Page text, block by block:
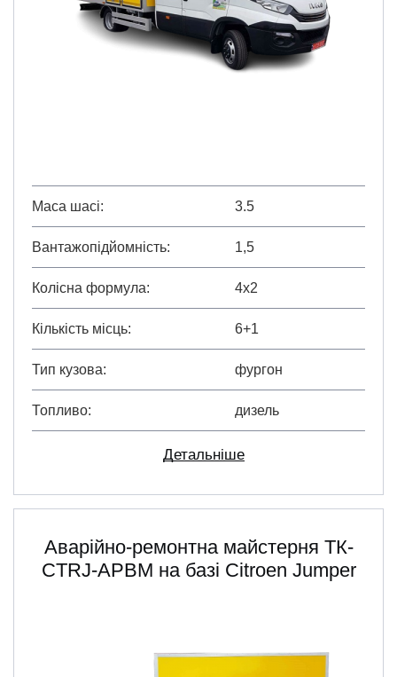
Маса шасі 3.5
Вантажопідйомність 1,5
Колісна формула 4х2
Кількість місць 6+1
Тип кузова фургон
Топливо дизель
Детальніше
Аварійно-ремонтна майстерня ТК-
CTRJ-АРВМ на базі Citroen Jumper